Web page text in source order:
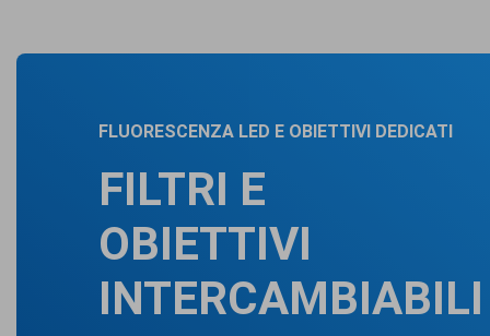
FLUORESCENZA LED E OBIETTIVI DEDICATI
FILTRI E
OBIETTIVI
INTERCAMBIABILI